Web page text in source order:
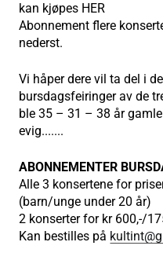
kan kjøpes HER
Abonnement flere
nederst.
Vi håper dere vil ta del i
bursdagsfeiringer av de
ble 35 – 31 – 38 år
evig.......
ABONNEMENTER
Alle 3 konsertene for
(barn/unge under 20 år)
2 konserter for kr 600,-/
Kan bestilles på